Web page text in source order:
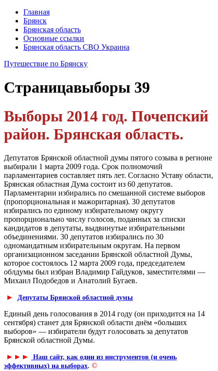
Главная
Брянск
Брянская область
Основные ссылки
Брянская область СВО Украина
Путешествие по Брянску
Страницавыборы 39
Выборы 2014 год. Почепский
район. Брянская область.
Депутатов Брянской областной думы пятого созыва в регионе
выбирали 1 марта 2009 года. Срок полномочий
парламентариев составляет пять лет. Согласно Уставу области,
Брянская областная Дума состоит из 60 депутатов.
Парламентарии избирались по смешанной системе выборов
(пропорциональная и мажоритарная). 30 депутатов
избирались по единому избирательному округу
пропорционально числу голосов, поданных за списки
кандидатов в депутаты, выдвинутые избирательными
объединениями. 30 депутатов избирались по 30
одномандатным избирательным округам. На первом
организационном заседании Брянской областной Думы,
которое состоялось 12 марта 2009 года, председателем
облдумы был избран Владимир Гайдуков, заместителями —
Михаил Подобедов и Анатолий Бугаев.
►
Депутаты Брянской областной думы
Единый день голосования в 2014 году (он приходится на 14
сентября) станет для Брянской области днём «больших
выборов» — избиратели будут голосовать за депутатов
Брянской областной Думы.
► ► ►
Наш сайт, как один из инструментов (и очень
эффективных) на выборах. ©